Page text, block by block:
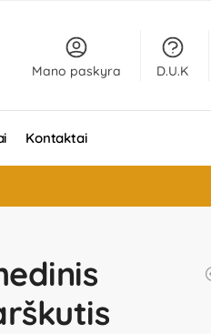
Mano paskyra D.U.K
Kontaktai